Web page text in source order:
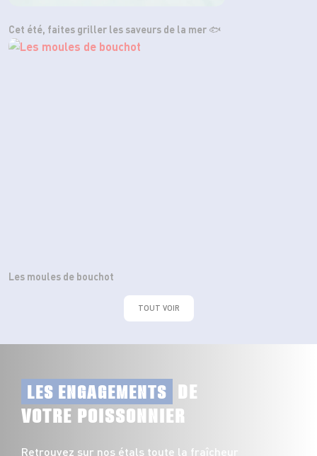
Cet été, faites griller les saveurs de la mer 🐟
Les moules de bouchot
TOUT VOIR
LES ENGAGEMENTS DE
VOTRE POISSONNIER
Retrouvez sur nos étals toute la fraîcheur